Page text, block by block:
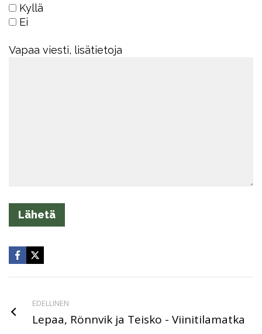
Kyllä
Ei
Vapaa viesti, lisätietoja
EDELLINEN
Lepaa, Rönnvik ja Teisko - Viinitilamatka